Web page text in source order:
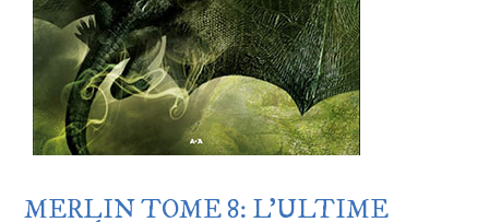
MERLIN TOME 8: L’ULTIME